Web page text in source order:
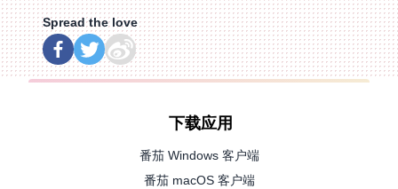
Spread the love
下载应用
番茄 Windows 客户端
番茄 macOS 客户端